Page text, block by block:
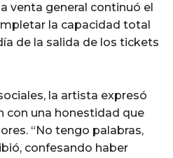
venta general continuó el
la capacidad total
de la salida de los tickets
la artista expresó
con una honestidad que
“No tengo palabras,
confesando haber